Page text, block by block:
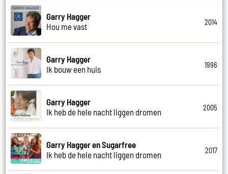
Garry Hagger
Hou me vast
2014
Garry Hagger
Ik bouw een huis
1996
Garry Hagger
Ik heb de hele nacht liggen dromen
2005
Garry Hagger en Sugarfree
Ik heb de hele nacht liggen dromen
2017